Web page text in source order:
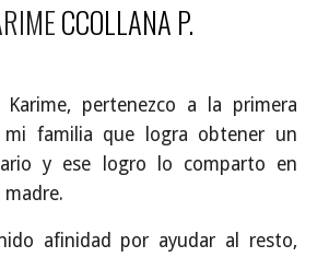
CCOLLANA P.
pertenezco a la primera
mi familia que logra obtener un
y ese logro lo comparto en
madre.
afinidad por ayudar al resto,